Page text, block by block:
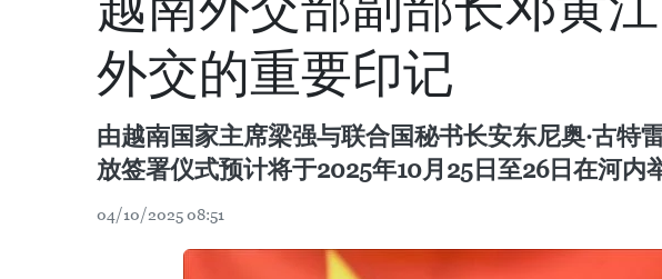
外交的重要印记
由越南国家主席梁强与联合国秘书长安东尼奥·古
放签署仪式预计将于2025年10月25日至26日在河内
04/10/2025 08:51